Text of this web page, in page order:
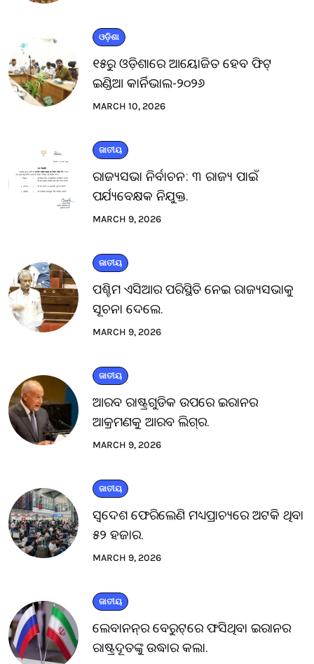
ଓଡ଼ିଶା
୧୫ରୁ ଓଡ଼ିଶାରେ ଆୟୋଜିତ ହେବ ଫିଟ୍
ଇଣ୍ଡିଆ କାର୍ନିଭାଲ-୨୦୨୬
MARCH 10, 2026
ଜାତୀୟ
ରାଜ୍ୟସଭା ନିର୍ବାଚନ: ୩ ରାଜ୍ୟ ପାଇଁ
ପର୍ଯ୍ୟବେକ୍ଷକ ନିଯୁକ୍ତ.
MARCH 9, 2026
ଜାତୀୟ
ପଶ୍ଚିମ ଏସିଆର ପରିସ୍ଥିତି ନେଇ ରାଜ୍ୟସଭାକୁ
ସୂଚନା ଦେଲେ.
MARCH 9, 2026
ଜାତୀୟ
ଆରବ ରାଷ୍ଟ୍ରଗୁଡିକ ଉପରେ ଇରାନର
ଆକ୍ରମଣକୁ ଆରବ ଲିଗ୍‌ର.
MARCH 9, 2026
ଜାତୀୟ
ସ୍ବଦେଶ ଫେରିଲେଣି ମଧ୍ୟପ୍ରାଚ୍ୟରେ ଅଟକି ଥିବା
୫୨ ହଜାର.
MARCH 9, 2026
ଜାତୀୟ
ଲେବାନନ୍‌ର ବେରୁଟ୍‌ରେ ଫସିଥିବା ଇରାନର
ରାଷ୍ଟ୍ରଦୂତଙ୍କୁ ଉଦ୍ଧାର କଲା.